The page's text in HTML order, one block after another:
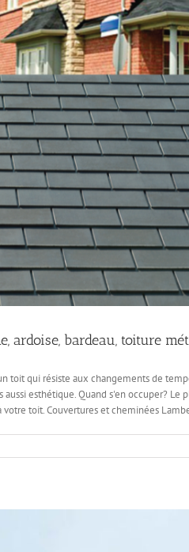
ardoise, bardeau, toiture
toit qui résiste aux changements de
esthétique. Quand s'en occuper?
toit. Couvertures et cheminées